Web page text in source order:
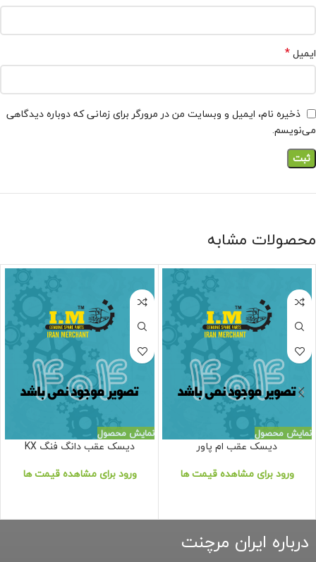
ایمیل*
ذخیره نام، ایمیل و وبسایت من در مرورگر برای زمانی که دوباره دیدگاهی
می‌نویسم.
محصولات مشابه
نمایش محصول
دیسک عقب ام پاور
ورود برای مشاهده قیمت ها
نمایش محصول
دیسک عقب دانگ فنگ KX
ورود برای مشاهده قیمت ها
درباره ایران مرچنت